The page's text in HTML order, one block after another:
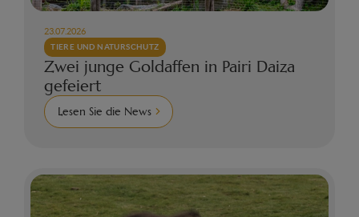
23.07.2026
TIERE UND NATURSCHUTZ
Zwei junge Goldaffen in Pairi Daiza
gefeiert
Lesen Sie die News